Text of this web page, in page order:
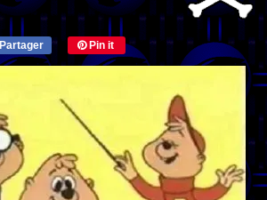
Partager Pin it